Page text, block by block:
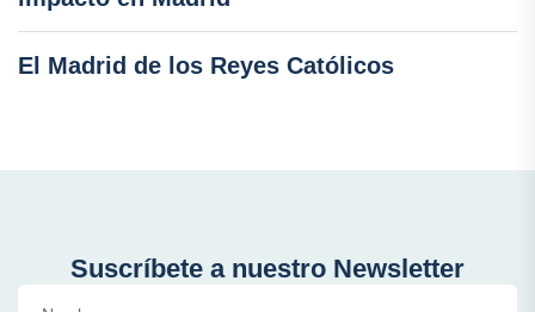
El Madrid de los Reyes Católicos
Suscríbete a nuestro Newsletter